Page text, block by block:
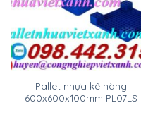
Pallet nhựa kê hàng
600x600x100mm PL07LS